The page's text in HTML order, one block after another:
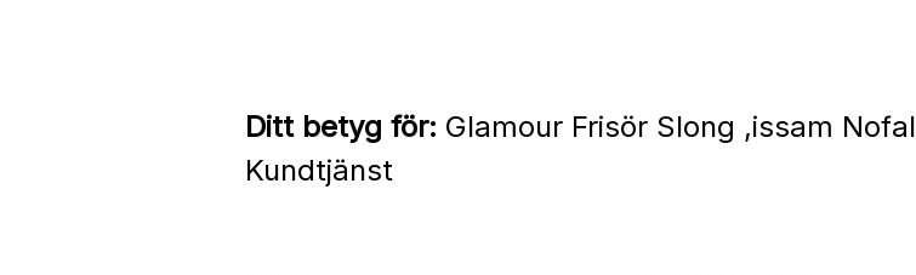
Ditt betyg för: Glamour Frisör Slong ,issam Nofal
Kundtjänst